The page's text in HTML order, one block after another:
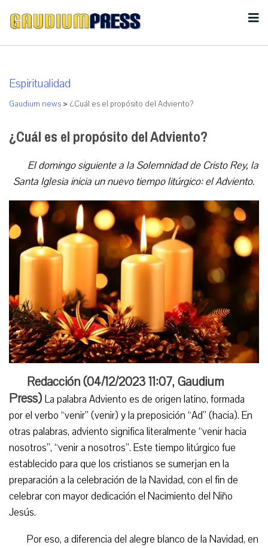
Espiritualidad
Gaudium news > ¿Cuál es el propósito del Adviento?
¿Cuál es el propósito del Adviento?
El domingo siguiente a la Solemnidad de Cristo Rey, la
Santa Iglesia inicia un nuevo tiempo litúrgico: el Adviento.
Redacción (04/12/2023 11:07, Gaudium
Press) La palabra Adviento es de origen latino, formada
por el verbo “venir” (venir) y la preposición “Ad” (hacia). En
otras palabras, adviento significa literalmente “venir hacia
nosotros”, “venir a nosotros”. Este tiempo litúrgico fue
establecido para que los cristianos se sumerjan en la
preparación a la celebración de la Navidad, con el fin de
celebrar con mayor dedicación el Nacimiento del Niño
Jesús.
Por eso, a diferencia del alegre blanco de la Navidad, en